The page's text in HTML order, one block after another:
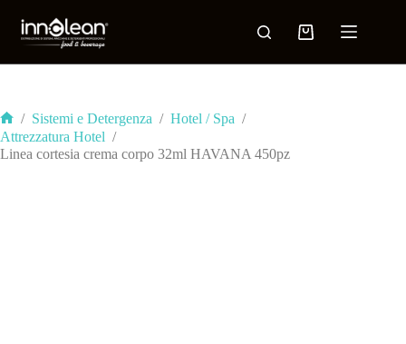
/ Sistemi e Detergenza / Hotel / Spa /
Attrezzatura Hotel /
Linea cortesia crema corpo 32ml HAVANA 450pz